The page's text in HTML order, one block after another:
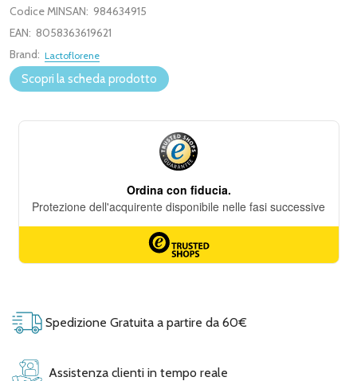
Codice MINSAN: 984634915
EAN: 8058363619621
Brand: Lactoflorene
Scopri la scheda prodotto
Spedizione Gratuita a partire da 60€
Assistenza clienti in tempo reale